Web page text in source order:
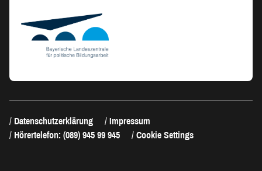
Datenschutzerklärung
Impressum
Hörertelefon: (089) 945 99 945
Cookie Settings